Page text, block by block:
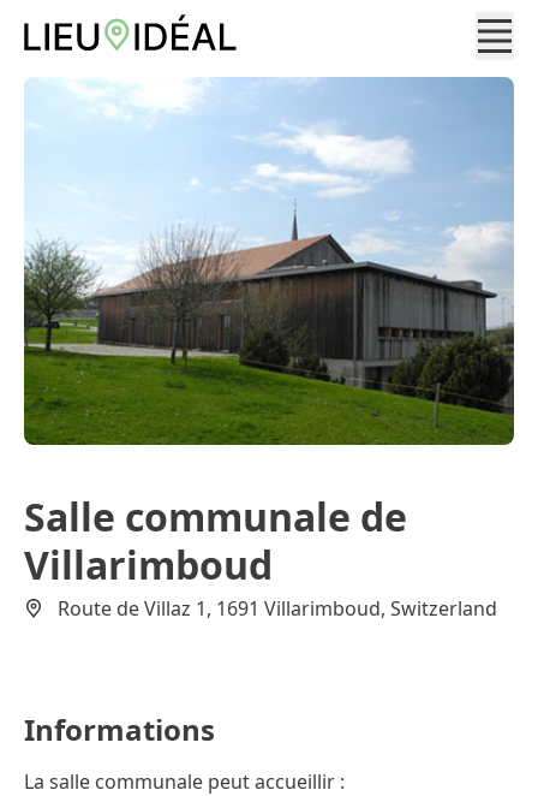
Salle communale de
Villarimboud
Route de Villaz 1, 1691 Villarimboud, Switzerland
Informations
La salle communale peut accueillir :